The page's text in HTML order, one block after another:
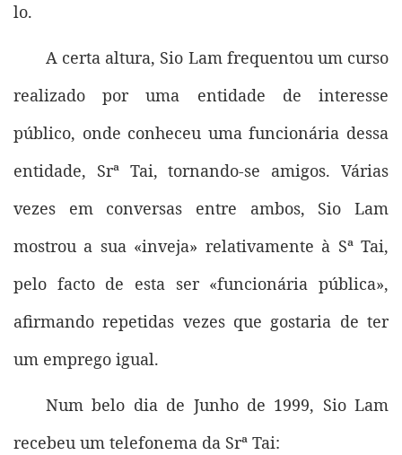
lo.
A certa altura, Sio Lam frequentou um curso
realizado por uma entidade de interesse
público, onde conheceu uma funcionária dessa
entidade, Srª Tai, tornando-se amigos. Várias
vezes em conversas entre ambos, Sio Lam
mostrou a sua «inveja» relativamente à Sª Tai,
pelo facto de esta ser «funcionária pública»,
afirmando repetidas vezes que gostaria de ter
um emprego igual.
Num belo dia de Junho de 1999, Sio Lam
recebeu um telefonema da Srª Tai: